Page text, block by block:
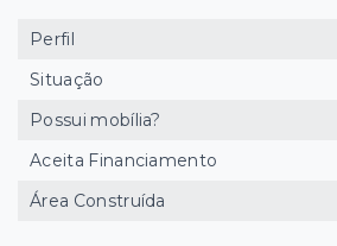
Perfil
Situação
Possui mobília?
Aceita Financiamento
Área Construída